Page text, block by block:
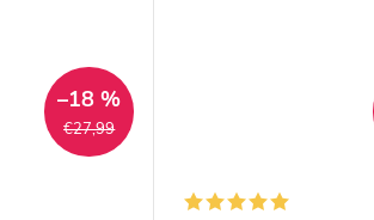
€27,99
–18 %